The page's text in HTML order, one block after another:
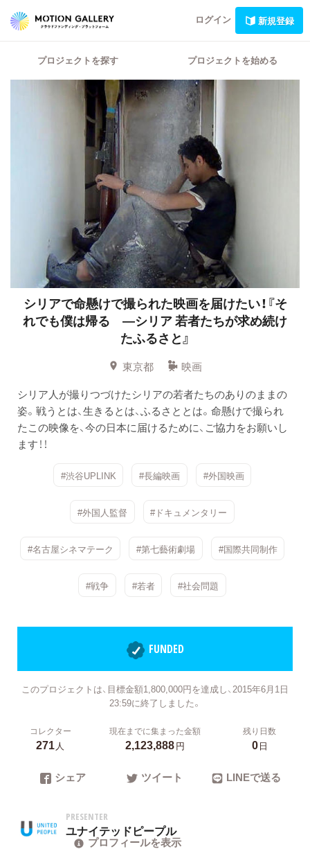
ログイン 新規登録
プロジェクトを探す プロジェクトを始める
シリアで命懸けで撮られた映画を届けたい！『そ
れでも僕は帰る —シリア 若者たちが求め続け
たふるさと』
東京都
映画
シリア人が撮りつづけたシリアの若者たちのありのままの
姿。戦うとは、生きるとは、ふるさととは。命懸けで撮られ
たこの映像を、今の日本に届けるために、ご協力をお願いし
ます！！
#渋谷UPLINK #長編映画 #外国映画
#外国人監督 #ドキュメンタリー
#名古屋シネマテーク #第七藝術劇場 #国際共同制作
#戦争 #若者 #社会問題
FUNDED
このプロジェクトは、目標金額1,800,000円を達成し、2015年6月1日
23:59に終了しました。
コレクター
271人
現在までに集まった金額
2,123,888円
残り日数
0日
シェア ツイート LINEで送る
PRESENTER
ユナイテッドピープル
プロフィールを表示